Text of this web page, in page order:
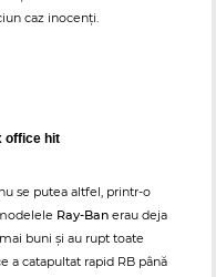
caz inocenți.
office hit
se putea altfel, printr-o
Ray-Ban erau deja
buni și au rupt toate
a catapultat rapid RB până